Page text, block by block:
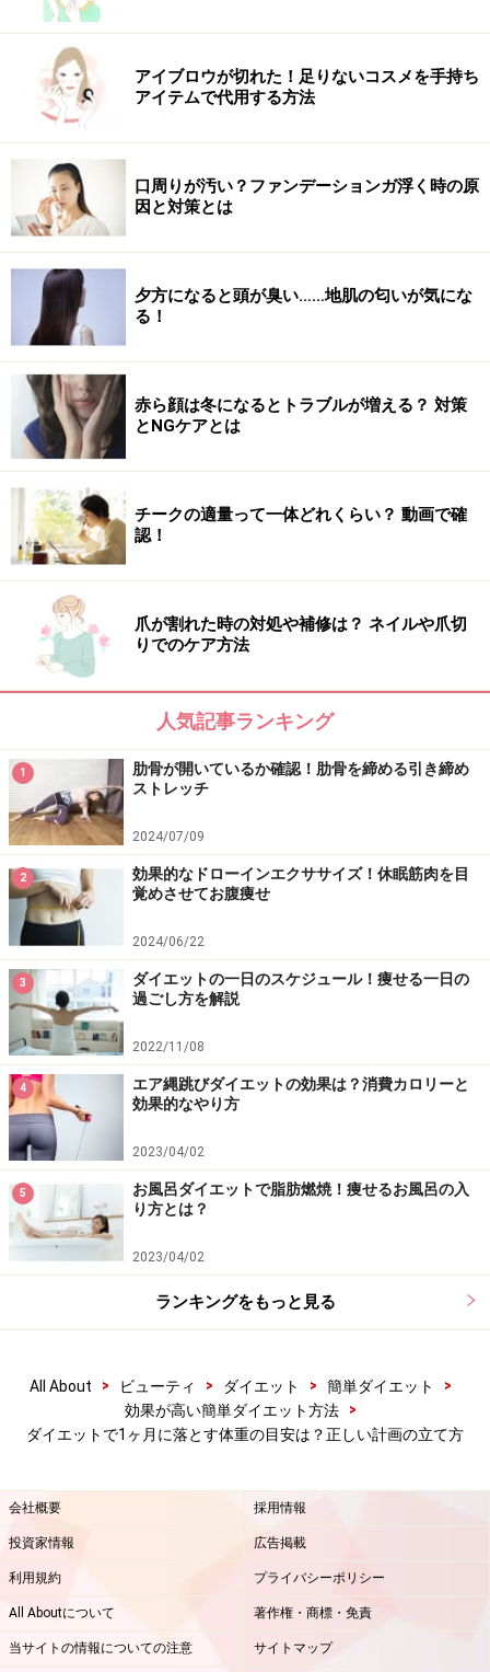
ダイエットを開始するとまず減るのは水分です。その次
に脂肪が減り始めますが、体脂肪の減量スピードはゆっ
くりです。ですから、最初は減量がスムーズにいったけ
どだんだん落ちにくくなってきたというのはダイエット
は順調に進んでいるということです。
脂肪1キロを減らすために必要なカロリーは7200kcal
1ヶ月で1キロを減らしたいのであれば、7200÷30＝
1日で240kcalを消費することが必要です。ご飯1杯分
は、どのくらいの運動が必要かといいますと……
女性（30才、50キロの想定）：急ぎ足ウォーキングで約
1時間、水泳のクロール30分
男性（30才、70キロの想定）：急ぎ足ウォーキングで45
分、水泳のクロール20分
もし1ヶ月で2キロ減らしたいなら、2倍の480kcal消費す
ればいいのです。具体的に数字で目標を決めましょう。
男性が減量スピードが速いのは筋肉量が多いので基礎代
謝量が女性に比べて高いからです。また女性は生理があ
ダイエット計画の立て方：まずは目標を決
めること
ダイエットに成功するためには具体的な目標を決めるこ
とです。以下をリストアップしてみましょう。
なぜ痩せたいのか（例：足が太くてショートパンツが履
けないから）
痩せたら何がしたいのか（例：ショートパンツを履いて
表参道をショッピング）
何キロ減らしたいのか（例：9キロ減らして48キロにな
どれくらいの期間で達成するのか（1ヶ月の目標体重か
キング2時間とトレーニング、もしくはプールでクロー
ルを1時間強。）
アイブロウが切れた！足りないコスメを手持ち
アイテムで代用する方法
口周りが汚い？ファンデーションガ浮く時の原
因と対策とは
夕方になると頭が臭い……地肌の匂いが気にな
る！
赤ら顔は冬になるとトラブルが増える？ 対策
とNGケアとは
チークの適量って一体どれくらい？ 動画で確
認！
爪が割れた時の対処や補修は？ ネイルや爪切
りでのケア方法
人気記事ランキング
1
肋骨が開いているか確認！肋骨を締める引き締め
ストレッチ
2024/07/09
2
効果的なドローインエクササイズ！休眠筋肉を目
覚めさせてお腹痩せ
2024/06/22
3
ダイエットの一日のスケジュール！痩せる一日の
過ごし方を解説
2022/11/08
4
エア縄跳びダイエットの効果は？消費カロリーと
効果的なやり方
2023/04/02
5
お風呂ダイエットで脂肪燃焼！痩せるお風呂の入
り方とは？
2023/04/02
ランキングをもっと見る
All About > ビューティ > ダイエット > 簡単ダイエット
>
効果が高い簡単ダイエット方法
>
ダイエットで1ヶ月に落とす体重の目安は？正しい計画の立て方
会社概要 採用情報
投資家情報 広告掲載
利用規約 プライバシーポリシー
All Aboutについて 著作権・商標・免責
当サイトの情報についての注意 サイトマップ